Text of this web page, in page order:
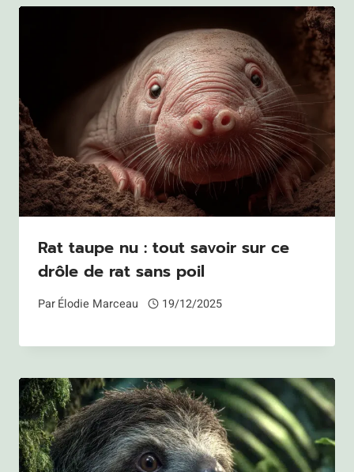
Rat taupe nu : tout savoir sur ce
drôle de rat sans poil
ParÉlodie Marceau 19/12/2025